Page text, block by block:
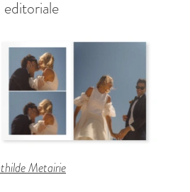
editoriale
Metairie